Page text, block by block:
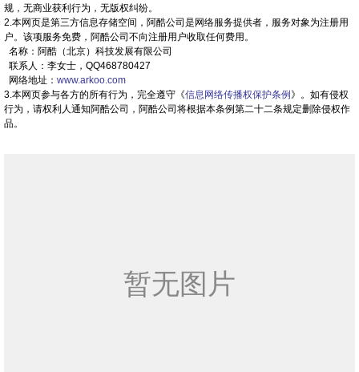
规，无商业获利行为，无版权纠纷。
2.本网页是第三方信息存储空间，阿酷公司是网络服务提供者，服务对象为注册用
户。该项服务免费，阿酷公司不向注册用户收取任何费用。
名称：阿酷（北京）科技发展有限公司
联系人：李女士，QQ468780427
网络地址： www.arkoo.com
3.本网页参与各方的所有行为，完全遵守《信息网络传播权保护条例》。如有侵权
行为，请权利人通知阿酷公司，阿酷公司将根据本条例第二十二条规定删除侵权作
品。